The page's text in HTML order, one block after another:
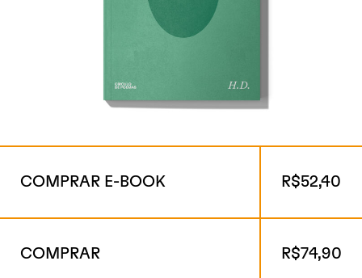
COMPRAR E-BOOK R$52,40
COMPRAR R$74,90